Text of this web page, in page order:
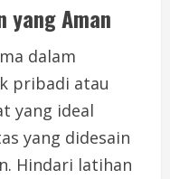
yang Aman
dalam
pribadi atau
yang ideal
yang didesain
Hindari latihan